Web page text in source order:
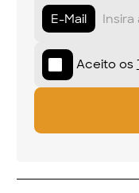
E-Mail
Aceito os